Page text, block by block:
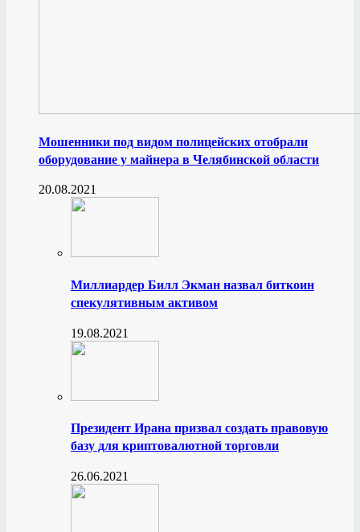
Мошенники под видом полицейских отобрали
оборудование у майнера в Челябинской области
20.08.2021
Миллиардер Билл Экман назвал биткоин
спекулятивным активом
19.08.2021
Президент Ирана призвал создать правовую
базу для криптовалютной торговли
26.06.2021